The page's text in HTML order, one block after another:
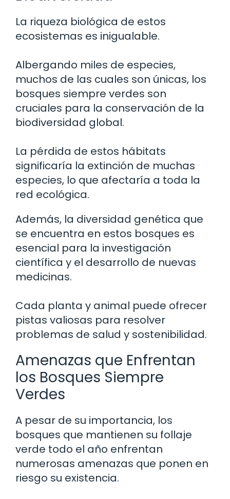
La riqueza biológica de estos
ecosistemas es inigualable.
Albergando miles de especies,
muchos de las cuales son únicas, los
bosques siempre verdes son
cruciales para la conservación de la
biodiversidad global.
La pérdida de estos hábitats
significaría la extinción de muchas
especies, lo que afectaría a toda la
red ecológica.
Además, la diversidad genética que
se encuentra en estos bosques es
esencial para la investigación
científica y el desarrollo de nuevas
medicinas.
Cada planta y animal puede ofrecer
pistas valiosas para resolver
problemas de salud y sostenibilidad.
Amenazas que Enfrentan
los Bosques Siempre
Verdes
A pesar de su importancia, los
bosques que mantienen su follaje
verde todo el año enfrentan
numerosas amenazas que ponen en
riesgo su existencia.